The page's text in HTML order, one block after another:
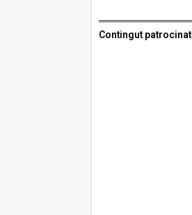
Contingut patrocinat